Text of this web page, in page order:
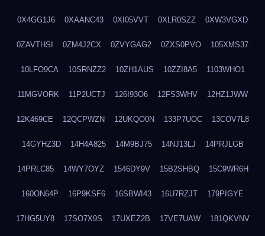
0X4GG1J6 0XAANC43 0XI05VVT 0XLR0SZZ 0XW3VGXD
0ZAVTHSI 0ZM4J2CX 0ZVYGAG2 0ZXS0PVO 105XMS37
10LFO9CA 10SRNZZ2 10ZH1AUS 10ZZI8A5 1103WHO1
11MGVORK 11P2UCTJ 126I93O6 12FS3WHV 12HZ1JWW
12K469CE 12QCPWZN 12UKQO0N 133P7UOC 13COV7L8
14GYHZ3D 14H4A825 14M9BJ75 14NJ13LJ 14PRJLGB
14PRLC85 14WY7OYZ 1546DY9V 15B2SHBQ 15C9WR6H
160ON64P 16P9KSF6 16SBWI43 16U7RZJT 179PIGYE
17HG5UY8 17SO7X9S 17UXEZ2B 17VE7UAW 181QKVNV